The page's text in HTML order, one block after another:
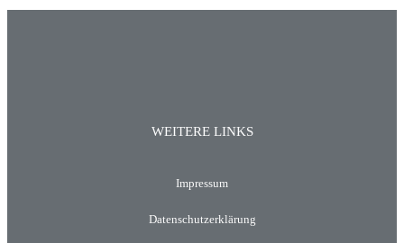
WEITERE LINKS
Impressum
Datenschutzerklärung